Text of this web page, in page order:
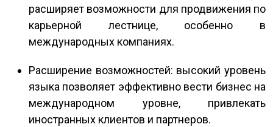
расширяет возможности для продвижения по
карьерной лестнице, особенно в
международных компаниях.
Расширение возможностей: высокий уровень
языка позволяет эффективно вести бизнес на
международном уровне, привлекать
иностранных клиентов и партнеров.